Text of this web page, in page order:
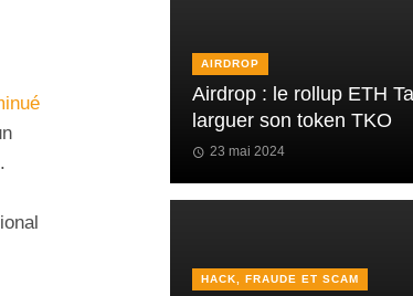
.
AIRDROP
Airdrop : le rollup ETH
larguer son token TKO
23 mai 2024
HACK, FRAUDE ET SCAM